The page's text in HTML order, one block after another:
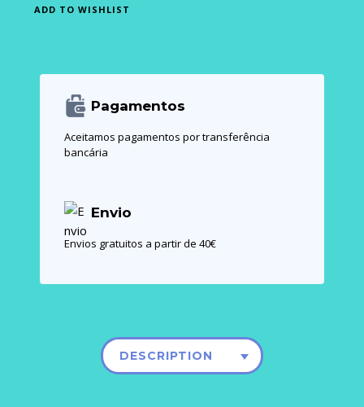
ADD TO WISHLIST
Pagamentos
Aceitamos pagamentos por transferência
bancária
Envio
Envios gratuitos a partir de 40€
DESCRIPTION